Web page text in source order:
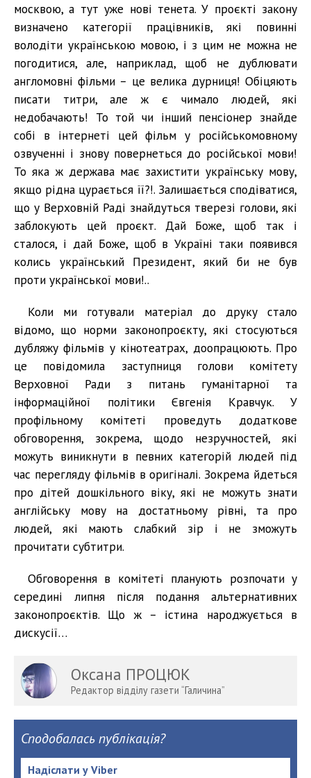
москвою, а тут уже нові тенета. У проєкті закону
визначено категорії працівників, які повинні
володіти українською мовою, і з цим не можна не
погодитися, але, наприклад, щоб не дублювати
англомовні фільми – це велика дурниця! Обіцяють
писати титри, але ж є чимало людей, які
недобачають! То той чи інший пенсіонер знайде
собі в інтернеті цей фільм у російськомовному
озвученні і знову повернеться до російської мови!
То яка ж держава має захистити українську мову,
якщо рідна цурається її?!. Залишається сподіватися,
що у Верховній Раді знайдуться тверезі голови, які
заблокують цей проєкт. Дай Боже, щоб так і
сталося, і дай Боже, щоб в Україні таки появився
колись український Президент, який би не був
проти української мови!..
Коли ми готували матеріал до друку стало
відомо, що норми законопроєкту, які стосуються
дубляжу фільмів у кінотеатрах, доопрацюють. Про
це повідомила заступниця голови комітету
Верховної Ради з питань гуманітарної та
інформаційної політики Євгенія Кравчук. У
профільному комітеті проведуть додаткове
обговорення, зокрема, щодо незручностей, які
можуть виникнути в певних категорій людей під
час перегляду фільмів в оригіналі. Зокрема йдеться
про дітей дошкільного віку, які не можуть знати
англійську мову на достатньому рівні, та про
людей, які мають слабкий зір і не зможуть
прочитати субтитри.
Обговорення в комітеті планують розпочати у
середині липня після подання альтернативних
законопроєктів. Що ж – істина народжується в
дискусії…
Оксана ПРОЦЮК
Редактор відділу газети “Галичина”
Сподобалась публікація?
Надіслати у Viber